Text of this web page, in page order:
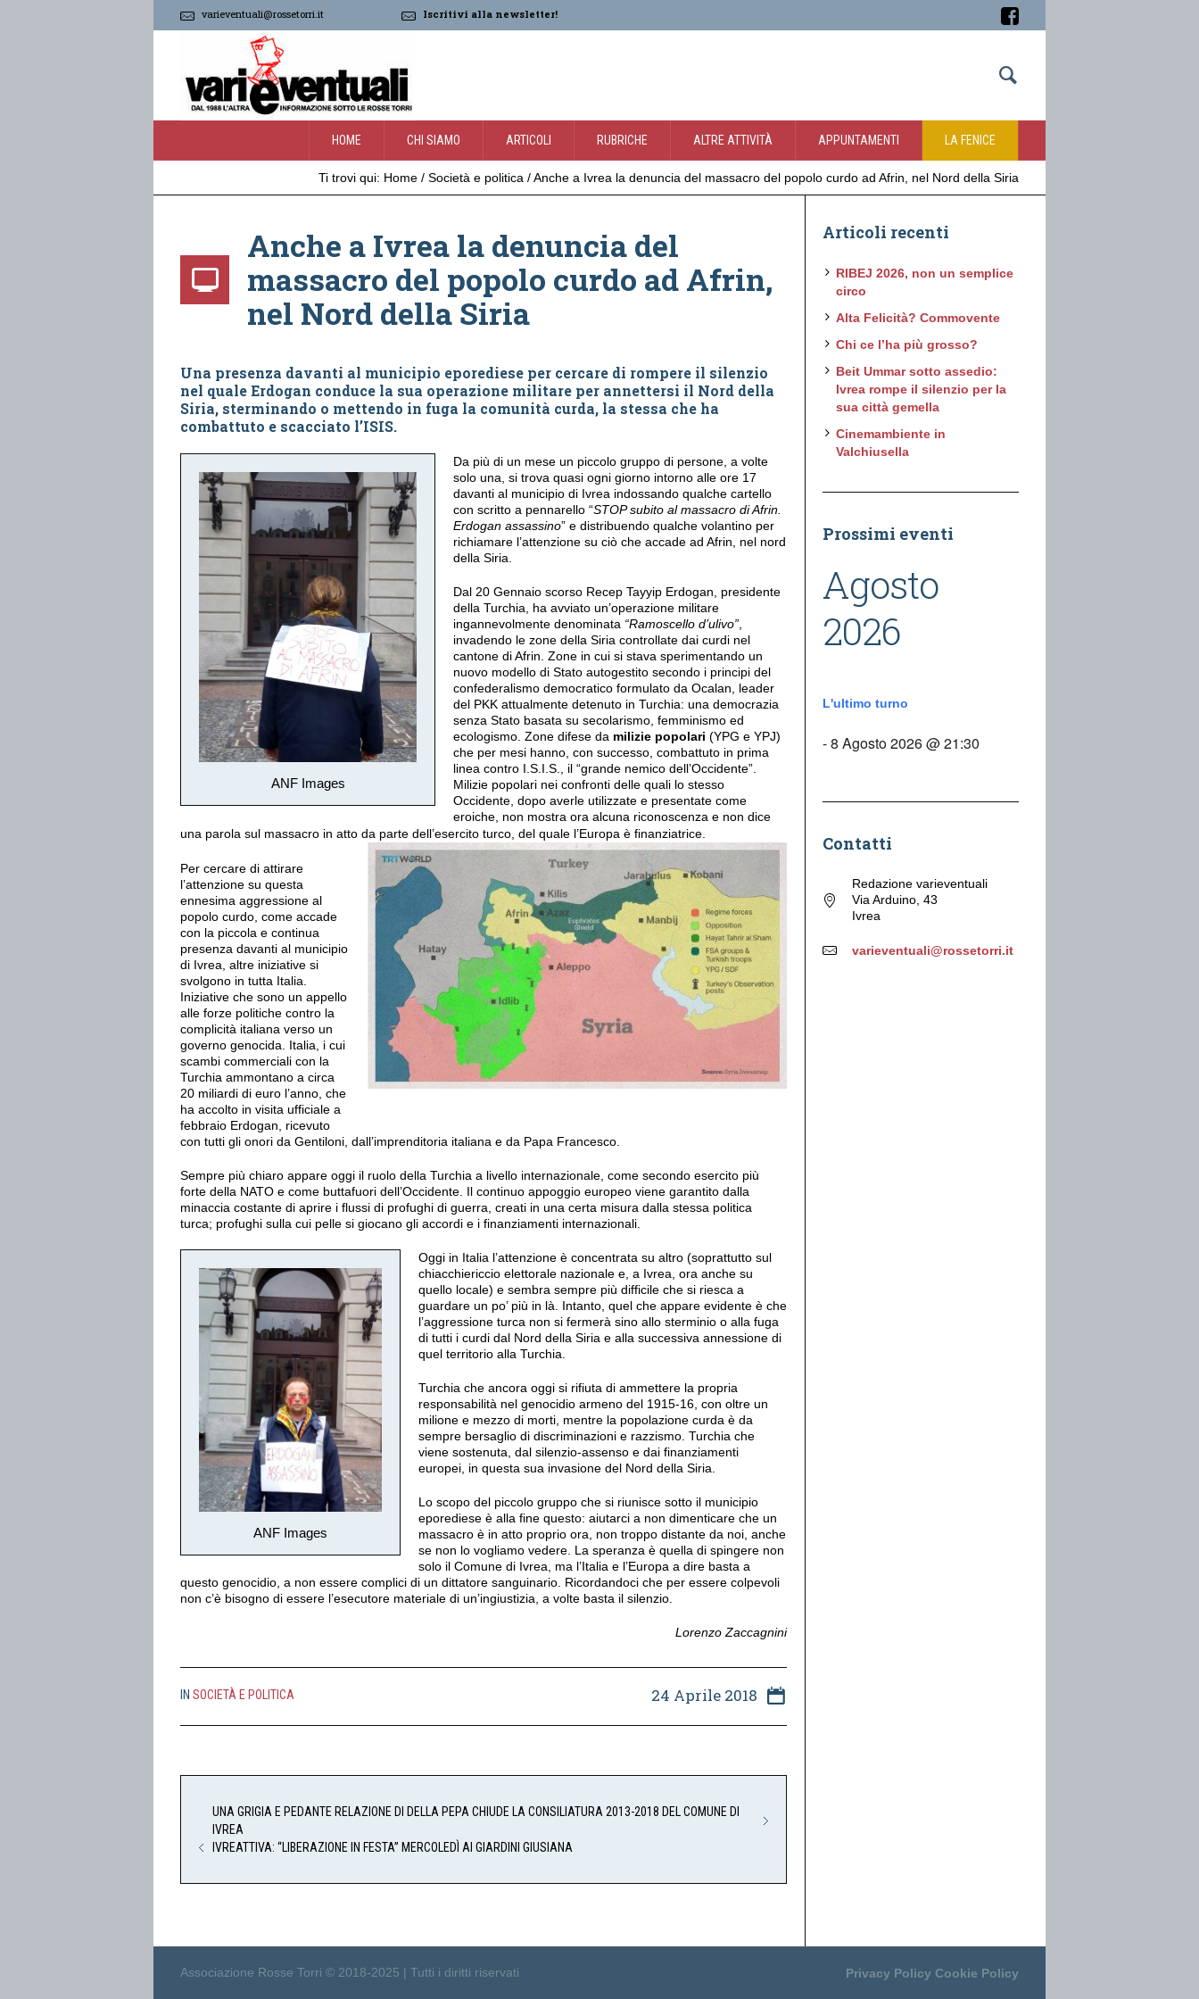
varieventuali@rossetorri.it Iscritivi alla newsletter!
HOME CHI SIAMO ARTICOLI RUBRICHE ALTRE ATTIVITÀ APPUNTAMENTI LA FENICE
Ti trovi qui: Home / Società e politica /Anche a Ivrea la denuncia del massacro del popolo curdo ad Afrin, nel Nord della Siria
Anche a Ivrea la denuncia del
massacro del popolo curdo ad Afrin,
nel Nord della Siria
Una presenza davanti al municipio eporediese per cercare di rompere il silenzio
nel quale Erdogan conduce la sua operazione militare per annettersi il Nord della
Siria, sterminando o mettendo in fuga la comunità curda, la stessa che ha
combattuto e scacciato l’ISIS.
ANF Images
Da più di un mese un piccolo gruppo di persone, a volte
solo una, si trova quasi ogni giorno intorno alle ore 17
davanti al municipio di Ivrea indossando qualche cartello
con scritto a pennarello “STOP subito al massacro di Afrin.
Erdogan assassino” e distribuendo qualche volantino per
richiamare l’attenzione su ciò che accade ad Afrin, nel nord
della Siria.
Dal 20 Gennaio scorso Recep Tayyip Erdogan, presidente
della Turchia, ha avviato un’operazione militare
ingannevolmente denominata “Ramoscello d’ulivo”
invadendo le zone della Siria controllate dai curdi nel
cantone di Afrin. Zone in cui si stava sperimentando un
nuovo modello di Stato autogestito secondo i principi del
confederalismo democratico formulato da Ocalan, leader
del PKK attualmente detenuto in Turchia: una democrazia
senza Stato basata su secolarismo, femminismo ed
ecologismo. Zone difese da milizie popolari (YPG e YPJ)
che per mesi hanno, con successo, combattuto in prima
linea contro I.S.I.S., il “grande nemico dell’Occidente”.
Milizie popolari nei confronti delle quali lo stesso
Occidente, dopo averle utilizzate e presentate come
eroiche, non mostra ora alcuna riconoscenza e non dice
una parola sul massacro in atto da parte dell’esercito turco, del quale l’Europa è finanziatrice.
Per cercare di attirare
l’attenzione su questa
ennesima aggressione al
popolo curdo, come accade
con la piccola e continua
presenza davanti al municipio
di Ivrea, altre iniziative si
svolgono in tutta Italia.
Iniziative che sono un appello
alle forze politiche contro la
complicità italiana verso un
governo genocida. Italia, i cui
scambi commerciali con la
Turchia ammontano a circa
20 miliardi di euro l’anno, che
ha accolto in visita ufficiale a
febbraio Erdogan, ricevuto
con tutti gli onori da Gentiloni, dall’imprenditoria italiana e da Papa Francesco.
Sempre più chiaro appare oggi il ruolo della Turchia a livello internazionale, come secondo esercito più
forte della NATO e come buttafuori dell’Occidente. Il continuo appoggio europeo viene garantito dalla
minaccia costante di aprire i flussi di profughi di guerra, creati in una certa misura dalla stessa politica
turca; profughi sulla cui pelle si giocano gli accordi e i finanziamenti internazionali.
ANF Images
Oggi in Italia l’attenzione è concentrata su altro (soprattutto sul
chiacchiericcio elettorale nazionale e, a Ivrea, ora anche su
quello locale) e sembra sempre più difficile che si riesca a
guardare un po’ più in là. Intanto, quel che appare evidente è che
l’aggressione turca non si fermerà sino allo sterminio o alla fuga
di tutti i curdi dal Nord della Siria e alla successiva annessione di
quel territorio alla Turchia.
Turchia che ancora oggi si rifiuta di ammettere la propria
responsabilità nel genocidio armeno del 1915-16, con oltre un
milione e mezzo di morti, mentre la popolazione curda è da
sempre bersaglio di discriminazioni e razzismo. Turchia che
viene sostenuta, dal silenzio-assenso e dai finanziamenti
europei, in questa sua invasione del Nord della Siria.
Lo scopo del piccolo gruppo che si riunisce sotto il municipio
eporediese è alla fine questo: aiutarci a non dimenticare che un
massacro è in atto proprio ora, non troppo distante da noi, anche
se non lo vogliamo vedere. La speranza è quella di spingere non
solo il Comune di Ivrea, ma l’Italia e l’Europa a dire basta a
questo genocidio, a non essere complici di un dittatore sanguinario. Ricordandoci che per essere colpevoli
non c’è bisogno di essere l’esecutore materiale di un’ingiustizia, a volte basta il silenzio.
Lorenzo Zaccagnini
24 Aprile 2018
IN SOCIETÀ E POLITICA
UNA GRIGIA E PEDANTE RELAZIONE DI DELLA PEPA CHIUDE LA CONSILIATURA 2013-2018 DEL COMUNE DI
IVREA
IVREATTIVA: “LIBERAZIONE IN FESTA” MERCOLEDÌ AI GIARDINI GIUSIANA
Articoli recenti
RIBEJ 2026, non un semplice
circo
Alta Felicità? Commovente
Chi ce l’ha più grosso?
Beit Ummar sotto assedio:
Ivrea rompe il silenzio per la
sua città gemella
Cinemambiente in
Valchiusella
Prossimi eventi
Agosto
2026
L'ultimo turno
- 8 Agosto 2026 @ 21:30
Contatti
Redazione varieventuali
Via Arduino, 43
Ivrea
varieventuali@rossetorri.it
Privacy Policy Cookie Policy
Associazione Rosse Torri © 2018-2025 | Tutti i diritti riservati